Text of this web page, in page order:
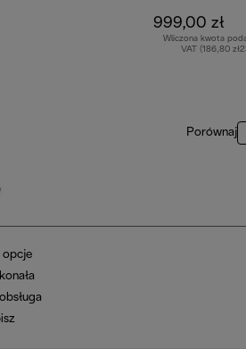
999,00 zł
Wliczona kwota
VAT (186,80
Porównaj
opcje